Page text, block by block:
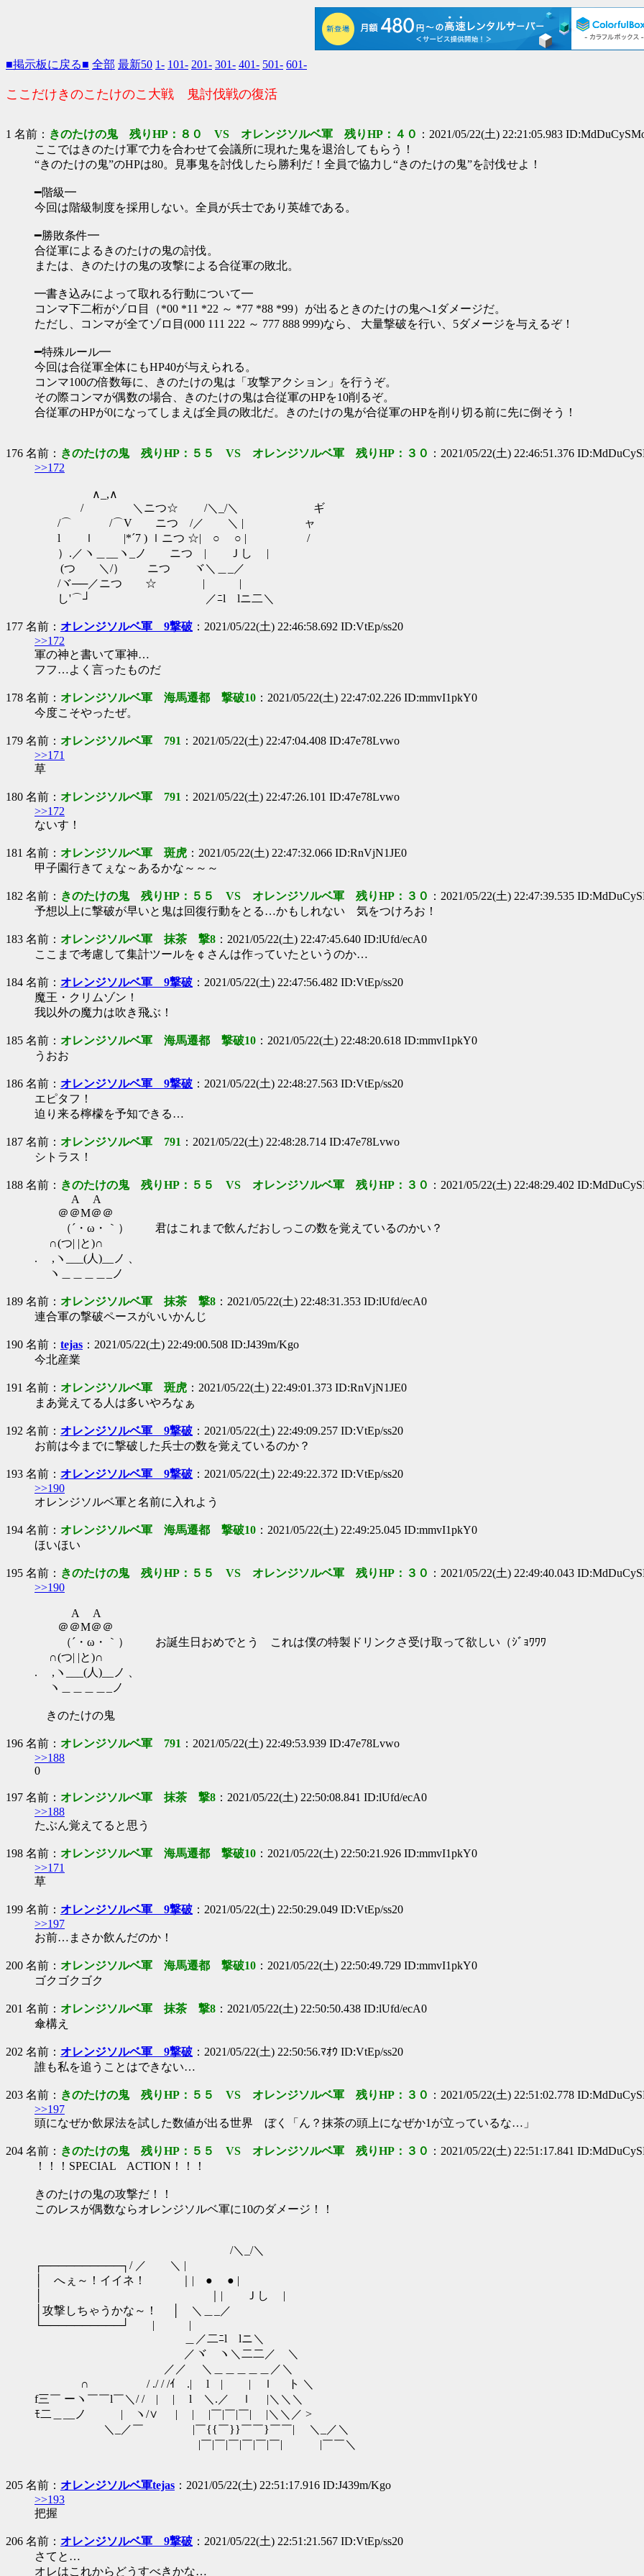
■掲示板に戻る■ 全部 最新50 1- 101- 201- 301- 401- 501- 601-
ここだけきのこたけのこ大戦 鬼討伐戦の復活
1 名前： きのたけの鬼 残りHP：８０ VS オレンジソルベ軍 残りHP：４０ ：2021/05/22(土) 22:21:05.983
ここではきのたけ軍で力を合わせて会議所に現れた鬼を退治してもらう！
“きのたけの鬼”のHPは80。見事鬼を討伐したら勝利だ！全員で協力し“きのたけの鬼”を討伐せよ！
━階級━
今回は階級制度を採用しない。全員が兵士であり英雄である。
━勝敗条件━
合従軍によるきのたけの鬼の討伐。
または、きのたけの鬼の攻撃による合従軍の敗北。
━書き込みによって取れる行動について━
コンマ下二桁がゾロ目（*00 *11 *22 ～ *77 *88 *99）が出るときのたけの鬼へ1ダメージだ。
ただし、コンマが全てゾロ目(000 111 222 ～ 777 888 999)なら、 大量撃破を行い、5ダメージを与えるぞ！
━特殊ルール━
今回は合従軍全体にもHP40が与えられる。
コンマ100の倍数毎に、きのたけの鬼は「攻撃アクション」を行うぞ。
その際コンマが偶数の場合、きのたけの鬼は合従軍のHPを10削るぞ。
合従軍のHPが0になってしまえば全員の敗北だ。きのたけの鬼が合従軍のHPを削り切る前に先に倒そう！
176 名前： きのたけの鬼 残りHP：５５ VS オレンジソルベ軍 残りHP：３０ ：2021/05/22(土) 22:46:51.376
>>172
∧_,∧
/ ＼ニつ☆ /＼_/＼ ギ
/⌒ /⌒V ニつ /／ ＼ | ャ
l ｌ |*´7 ) ｌニつ ☆| ○ ○ | /
）.／ヽ＿__ヽ_ノ ニつ | Ｊし |
(つ ＼/） ニつ ヾ＼＿_／
/ヾ──／ニつ ☆ | |
し'⌒┘ ／ﾆl lニ二＼
177 名前： オレンジソルベ軍 9撃破 ：2021/05/22(土) 22:46:58.692 ID:VtEp/ss20
>>172
軍の神と書いて軍神…
フフ…よく言ったものだ
178 名前： オレンジソルベ軍 海馬遷都 撃破10 ：2021/05/22(土) 22:47:02.226 ID:mmvI1pkY0
今度こそやったぜ。
179 名前： オレンジソルベ軍 791 ：2021/05/22(土) 22:47:04.408 ID:47e78Lvwo
>>171
草
180 名前： オレンジソルベ軍 791 ：2021/05/22(土) 22:47:26.101 ID:47e78Lvwo
>>172
ないす！
181 名前： オレンジソルベ軍 斑虎 ：2021/05/22(土) 22:47:32.066 ID:RnVjN1JE0
甲子園行きてぇな～あるかな～～～
182 名前： きのたけの鬼 残りHP：５５ VS オレンジソルベ軍 残りHP：３０ ：2021/05/22(土) 22:47:39.535
予想以上に撃破が早いと鬼は回復行動をとる…かもしれない 気をつけろお！
183 名前： オレンジソルベ軍 抹茶 撃8 ：2021/05/22(土) 22:47:45.640 ID:lUfd/ecA0
ここまで考慮して集計ツールを￠さんは作っていたというのか…
184 名前： オレンジソルベ軍 9撃破 ：2021/05/22(土) 22:47:56.482 ID:VtEp/ss20
魔王・クリムゾン！
我以外の魔力は吹き飛ぶ！
185 名前： オレンジソルベ軍 海馬遷都 撃破10 ：2021/05/22(土) 22:48:20.618 ID:mmvI1pkY0
うおお
186 名前： オレンジソルベ軍 9撃破 ：2021/05/22(土) 22:48:27.563 ID:VtEp/ss20
エピタフ！
迫り来る檸檬を予知できる…
187 名前： オレンジソルベ軍 791 ：2021/05/22(土) 22:48:28.714 ID:47e78Lvwo
シトラス！
188 名前： きのたけの鬼 残りHP：５５ VS オレンジソルベ軍 残りHP：３０ ：2021/05/22(土) 22:48:29.402
A A
＠＠M＠＠
（´・ω・｀） 君はこれまで飲んだおしっこの数を覚えているのかい？
∩(つ| |と)∩
. ,ヽ___(人)__ノ 、
ヽ＿＿＿＿_ノ
189 名前： オレンジソルベ軍 抹茶 撃8 ：2021/05/22(土) 22:48:31.353 ID:lUfd/ecA0
連合軍の撃破ペースがいいかんじ
190 名前： tejas ：2021/05/22(土) 22:49:00.508 ID:J439m/Kgo
今北産業
191 名前： オレンジソルベ軍 斑虎 ：2021/05/22(土) 22:49:01.373 ID:RnVjN1JE0
まあ覚えてる人は多いやろなぁ
192 名前： オレンジソルベ軍 9撃破 ：2021/05/22(土) 22:49:09.257 ID:VtEp/ss20
お前は今までに撃破した兵士の数を覚えているのか？
193 名前： オレンジソルベ軍 9撃破 ：2021/05/22(土) 22:49:22.372 ID:VtEp/ss20
>>190
オレンジソルベ軍と名前に入れよう
194 名前： オレンジソルベ軍 海馬遷都 撃破10 ：2021/05/22(土) 22:49:25.045 ID:mmvI1pkY0
ほいほい
195 名前： きのたけの鬼 残りHP：５５ VS オレンジソルベ軍 残りHP：３０ ：2021/05/22(土) 22:49:40.043
>>190
A A
＠＠M＠＠
（´・ω・｀） お誕生日おめでとう これは僕の特製ドリンクさ受け取って欲しい（ｼﾞｮﾜﾜﾜ
∩(つ| |と)∩
. ,ヽ___(人)__ノ 、
ヽ＿＿＿＿_ノ
きのたけの鬼
196 名前： オレンジソルベ軍 791 ：2021/05/22(土) 22:49:53.939 ID:47e78Lvwo
>>188
0
197 名前： オレンジソルベ軍 抹茶 撃8 ：2021/05/22(土) 22:50:08.841 ID:lUfd/ecA0
>>188
たぶん覚えてると思う
198 名前： オレンジソルベ軍 海馬遷都 撃破10 ：2021/05/22(土) 22:50:21.926 ID:mmvI1pkY0
>>171
草
199 名前： オレンジソルベ軍 9撃破 ：2021/05/22(土) 22:50:29.049 ID:VtEp/ss20
>>197
お前…まさか飲んだのか！
200 名前： オレンジソルベ軍 海馬遷都 撃破10 ：2021/05/22(土) 22:50:49.729 ID:mmvI1pkY0
ゴクゴクゴク
201 名前： オレンジソルベ軍 抹茶 撃8 ：2021/05/22(土) 22:50:50.438 ID:lUfd/ecA0
傘構え
202 名前： オレンジソルベ軍 9撃破 ：2021/05/22(土) 22:50:56.ﾏｵｳ ID:VtEp/ss20
誰も私を追うことはできない…
203 名前： きのたけの鬼 残りHP：５５ VS オレンジソルベ軍 残りHP：３０ ：2021/05/22(土) 22:51:02.778
>>197
頭になぜか飲尿法を試した数値が出る世界 ぼく「ん？抹茶の頭上になぜか1が立っているな…」
204 名前： きのたけの鬼 残りHP：５５ VS オレンジソルベ軍 残りHP：３０ ：2021/05/22(土) 22:51:17.841
！！！SPECIAL ACTION！！！
きのたけの鬼の攻撃だ！！
このレスが偶数ならオレンジソルベ軍に10のダメージ！！
/＼_/＼
┌──────────┐/ ／ ＼ |
│ へぇ～！イイネ！ ｜| ● ● |
│ ｜| Ｊし |
│攻撃しちゃうかな～！ │ ＼＿_／
└──────────┘ | |
＿／二ﾆl lニ＼
／ヾ ヽ＼二二／ ＼
／／ゝ ＼＿＿＿＿＿／＼
∩ / ./ / /ｲ .| l | | ｌ ト ＼
f三￣ ーヽ￣￣l￣＼/ / | | l ＼.／ ｌ |＼＼＼
ﾓ二＿__ノ | ヽ/∨ | | |￣|￣|￣| |＼＼／ >
＼_／￣ |￣{{￣}}￣￣}￣￣| ＼_／＼
|￣|￣|￣|￣|￣|￣| |￣￣＼
205 名前： オレンジソルベ軍tejas ：2021/05/22(土) 22:51:17.916 ID:J439m/Kgo
>>193
把握
206 名前： オレンジソルベ軍 9撃破 ：2021/05/22(土) 22:51:21.567 ID:VtEp/ss20
さてと…
オレはこれからどうすべきかな…